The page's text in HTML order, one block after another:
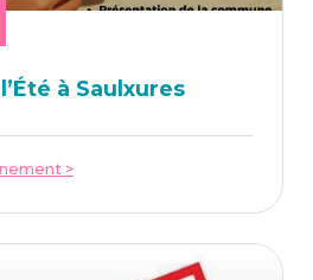
à Saulxures
>